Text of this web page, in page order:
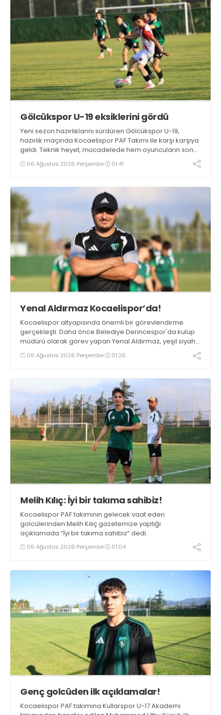
Gölcükspor U-19 eksiklerini gördü
Yeni sezon hazırlıklarını sürdüren Gölcükspor U-19,
hazırlık maçında Kocaelispor PAF Takımı ile karşı karşıya
geldi. Teknik heyet, mücadelede hem oyuncuların son
durumunu görme hem de takımın eksiklerini tespit etme
fırsatı buldu.
06 Ağustos 2026 Perşembe 01:41
Yenal Aldırmaz Kocaelispor’da!
Kocaelispor altyapısında önemli bir görevlendirme
gerçekleşti. Daha önce Belediye Derincespor'da kulüp
müdürü olarak görev yapan Yenal Aldırmaz, yeşil siyahlı
kulübün altyapı izleme ekibine dahil oldu.
06 Ağustos 2026 Perşembe 01:26
Melih Kılıç: İyi bir takıma sahibiz!
Kocaelispor PAF takımının gelecek vaat eden
golcülerinden Melih Kılıç gazetemize yaptığı
açıklamada “İyi bir takıma sahibiz” dedi.
06 Ağustos 2026 Perşembe 01:04
Genç golcüden ilk açıklamalar!
Kocaelispor PAF takımına Kullarspor U-17 Akademi